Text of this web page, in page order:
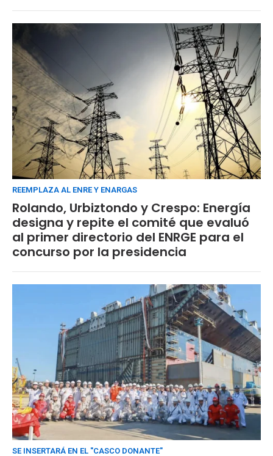
REEMPLAZA AL ENRE Y ENARGAS
Rolando, Urbiztondo y Crespo: Energía
designa y repite el comité que evaluó
al primer directorio del ENRGE para el
concurso por la presidencia
SE INSERTARÁ EN EL "CASCO DONANTE"